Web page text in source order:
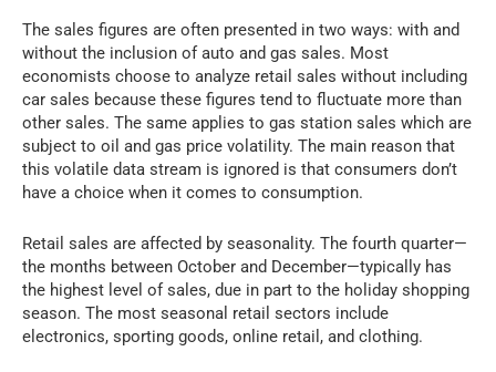
The sales figures are often presented in two ways: with and
without the inclusion of auto and gas sales. Most
economists choose to analyze retail sales without including
car sales because these figures tend to fluctuate more than
other sales. The same applies to gas station sales which are
subject to oil and gas price volatility. The main reason that
this volatile data stream is ignored is that consumers don’t
have a choice when it comes to consumption.
Retail sales are affected by seasonality. The fourth quarter—
the months between October and December—typically has
the highest level of sales, due in part to the holiday shopping
season. The most seasonal retail sectors include
electronics, sporting goods, online retail, and clothing.